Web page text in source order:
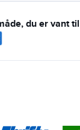
du er vant til